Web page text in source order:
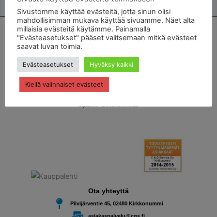
Autohuolto ja autokorjaamo Kirkkonummella
C & G Service on vuonna 1998 perustettu autokorjaamo. Tavoitteenamme on helpottaa
autoilevien asiakkaidemme elämää.
Saatte kauttamme kätevästi henkilö- ja pakettiauton huolto- ja korjaustyöt sekä joukon
Ota yhteyttä
Pilvijärventie 45, 02480 Kirkkonummi
Sivustomme käyttää evästeitä, jotta sinun olisi
mahdollisimman mukava käyttää sivuamme. Näet alta
millaisia evästeitä käytämme. Painamalla
"Evästeasetukset" pääset valitsemaan mitkä evästeet
saavat luvan toimia.
Evästeasetukset Hyväksy kaikki
Kiellä valinnaiset evästeet